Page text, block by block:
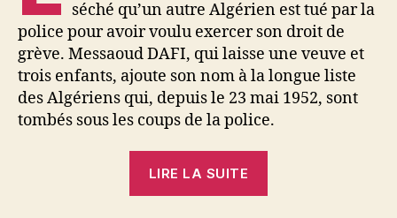
séché qu’un autre Algérien est tué par la
police pour avoir voulu exercer son droit de
grève. Messaoud DAFI, qui laisse une veuve et
trois enfants, ajoute son nom à la longue liste
des Algériens qui, depuis le 23 mai 1952, sont
tombés sous les coups de la police.
LIRE LA SUITE